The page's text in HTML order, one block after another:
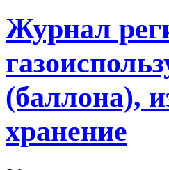
Журнал
(баллона),
хранение